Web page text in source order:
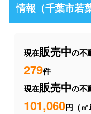
情報（千葉市若
現在販売中の不
279件
現在販売中の不
101,060円（㎡